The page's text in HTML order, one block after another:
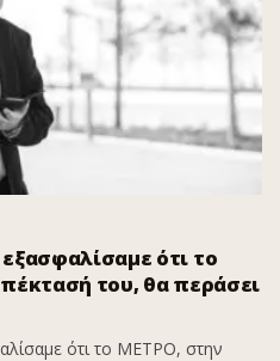
ότι το
του, θα περάσει
ότι το ΜΕΤΡΟ, στην